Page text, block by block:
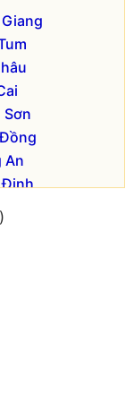
Sơn
An
Định
An